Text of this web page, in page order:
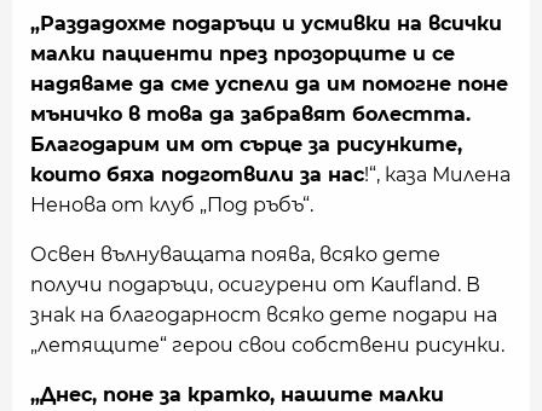
„Раздадохме подаръци и усмивки на всички
малки пациенти през прозорците и се
надяваме да сме успели да им помогне поне
мъничко в това да забравят болестта.
Благодарим им от сърце за рисунките,
които бяха подготвили за нас!“, каза Милена
Ненова от клуб „Под ръбъ“.
Освен вълнуващата поява, всяко дете
получи подаръци, осигурени от Kaufland. В
знак на благодарност всяко дете подари на
„летящите“ герои свои собствени рисунки.
„Днес, поне за кратко, нашите малки